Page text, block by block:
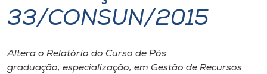
I.nova
Diplomados
33/CONSUN/2015
Altera o Relatório do Curso de Pós
graduação, especialização, em Gestão de Recursos